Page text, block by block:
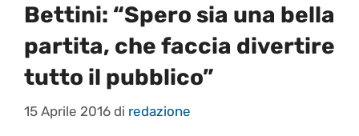
Bettini: “Spero sia una bella
partita, che faccia divertire
tutto il pubblico”
15 Aprile 2016 di redazione